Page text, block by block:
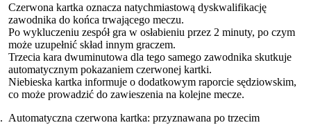
Czerwona kartka oznacza natychmiastową dyskwalifikację
zawodnika do końca trwającego meczu.
Po wykluczeniu zespół gra w osłabieniu przez 2 minuty, po czym
może uzupełnić skład innym graczem.
Trzecia kara dwuminutowa dla tego samego zawodnika skutkuje
automatycznym pokazaniem czerwonej kartki.
Niebieska kartka informuje o dodatkowym raporcie sędziowskim,
co może prowadzić do zawieszenia na kolejne mecze.
Automatyczna czerwona kartka: przyznawana po trzecim